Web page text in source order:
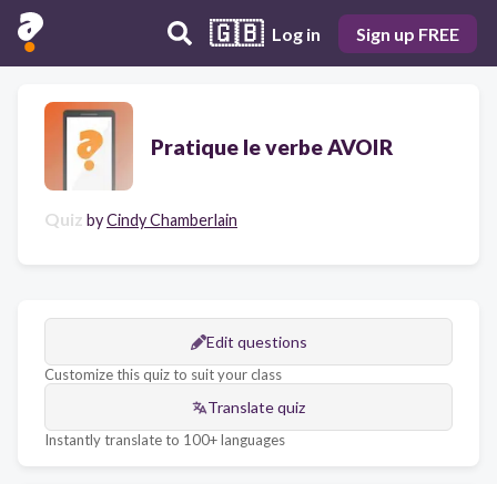
🇬🇧 Log in Sign up FREE
Pratique le verbe AVOIR
Quiz byCindy Chamberlain
Edit questions
Customize this quiz to suit your class
Translate quiz
Instantly translate to 100+ languages